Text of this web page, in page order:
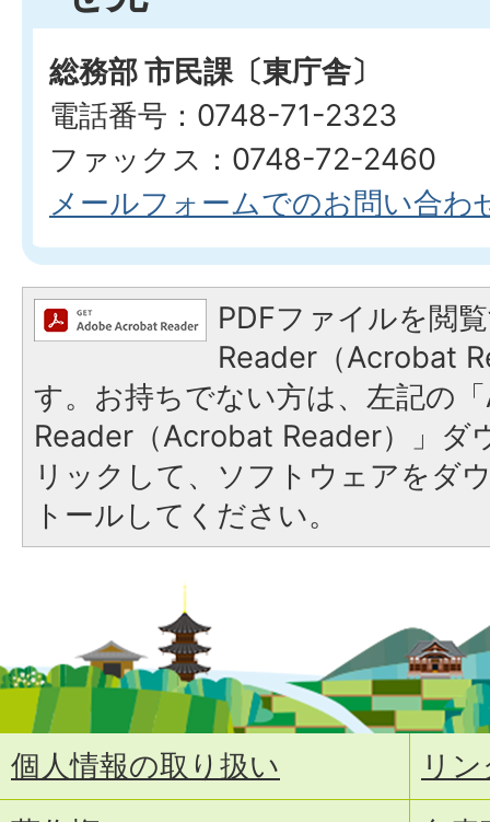
総務部 市民課〔東庁舎〕
電話番号：0748-71-2323
ファックス：0748-72-2460
メールフォームでのお問い合わ
PDFファイルを閲
Reader（Acrobat
す。お持ちでない方は、左記の
Reader（Acrobat Reader）」ダ
リックして、ソフトウェアをダ
トールしてください。
個人情報の取り扱い
リ